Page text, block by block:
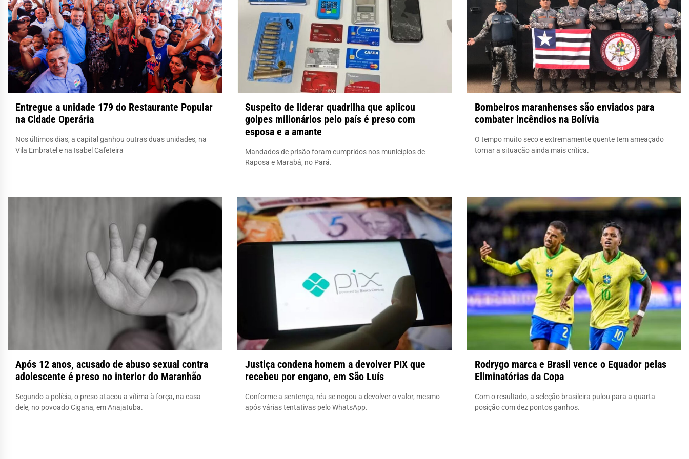
Entregue a unidade 179 do Restaurante Popular
na Cidade Operária
Nos últimos dias, a capital ganhou outras duas unidades, na
Vila Embratel e na Isabel Cafeteira
Suspeito de liderar quadrilha que aplicou
golpes milionários pelo país é preso com
esposa e a amante
Mandados de prisão foram cumpridos nos municípios de
Raposa e Marabá, no Pará.
Bombeiros maranhenses são enviados para
combater incêndios na Bolívia
O tempo muito seco e extremamente quente tem ameaçado
tornar a situação ainda mais crítica.
Após 12 anos, acusado de abuso sexual contra
adolescente é preso no interior do Maranhão
Segundo a polícia, o preso atacou a vítima à força, na casa
dele, no povoado Cigana, em Anajatuba.
Justiça condena homem a devolver PIX que
recebeu por engano, em São Luís
Conforme a sentença, réu se negou a devolver o valor, mesmo
após várias tentativas pelo WhatsApp.
Rodrygo marca e Brasil vence o Equador pelas
Eliminatórias da Copa
Com o resultado, a seleção brasileira pulou para a quarta
posição com dez pontos ganhos.